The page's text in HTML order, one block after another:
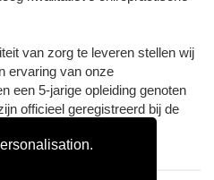
van zorg te leveren stellen wij
ervaring van onze
een 5-jarige opleiding genoten
officieel geregistreerd bij de
(NCA).